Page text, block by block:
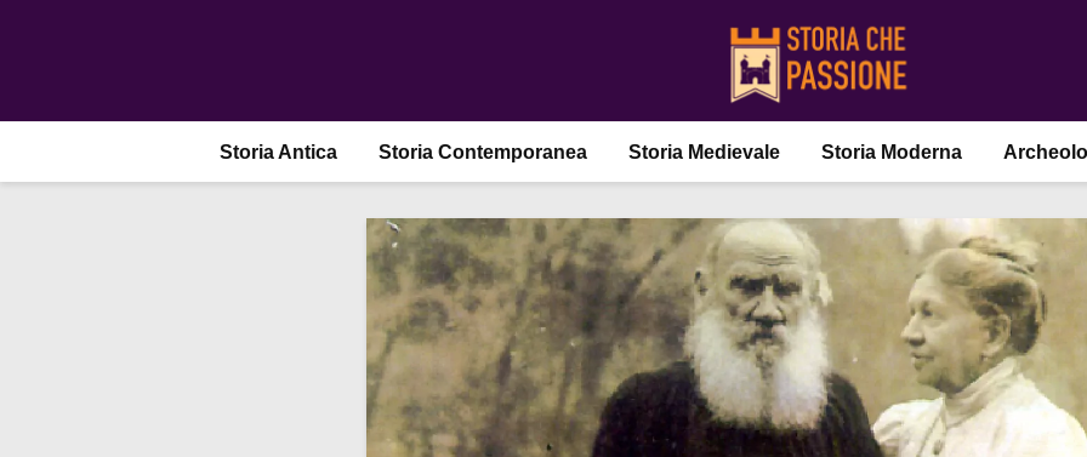
Storia Antica Storia Contemporanea Storia Medievale Storia Moderna